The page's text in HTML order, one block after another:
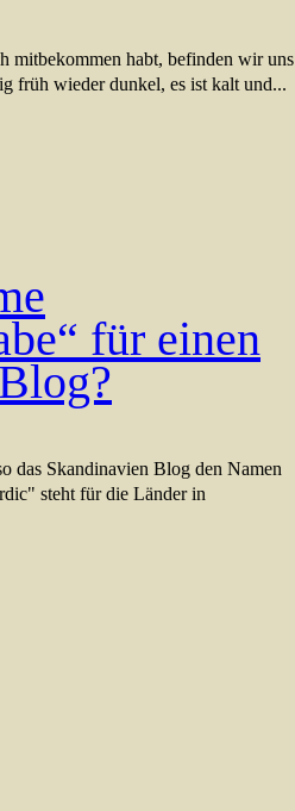
mitbekommen habt, befinden wir uns
früh wieder dunkel, es ist kalt und...
für einen
das Skandinavien Blog den Namen
steht für die Länder in